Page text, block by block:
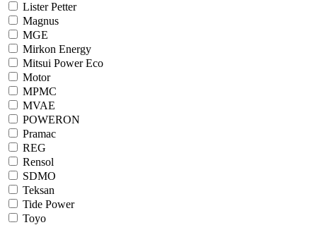
Lister Petter
Magnus
MGE
Mirkon Energy
Mitsui Power Eco
Motor
MPMC
MVAE
POWERON
Pramac
REG
Rensol
SDMO
Teksan
Tide Power
Toyo